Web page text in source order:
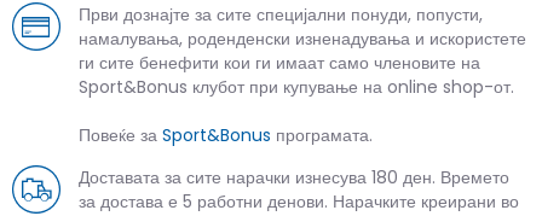
Први дознајте за сите специјални понуди, попусти,
намалувања, роденденски изненадувања и искористете
ги сите бенефити кои ги имаат само членовите на
Sport&Bonus клубот при купување на online shop-от.
Повеќе за Sport&Bonus програмата.
Доставата за сите нарачки изнесува 180 ден. Времето
за достава е 5 работни денови. Нарачките креирани во